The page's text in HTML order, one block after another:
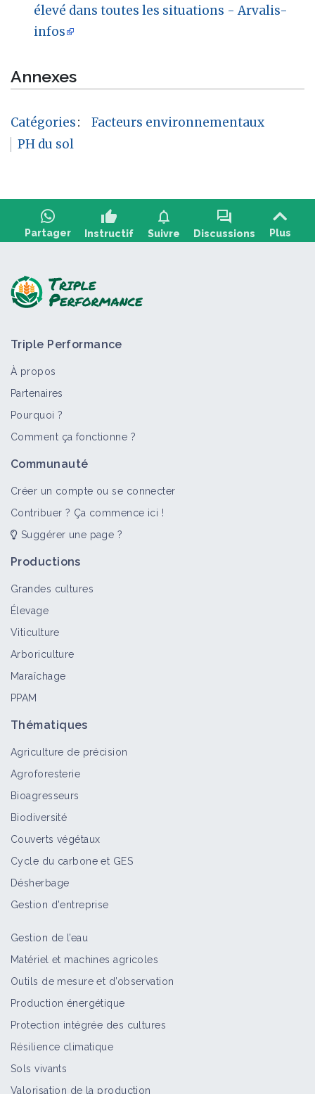
élevé dans toutes les situations - Arvalis-
infos
Annexes
Catégories:
Facteurs environnementaux
PH du sol
Partager
thumb_up
Instructif
notifications
Suivre
forum
Discussions Plus
Taux de calcaire
Ferme B.A-BA
ACS grâce au bambou
Triple Performance
À propos
Partenaires
Pourquoi ?
Comment ça fonctionne ?
Communauté
Créer un compte ou se connecter
Contribuer ? Ça commence ici !
Suggérer une page ?
Productions
Grandes cultures
Élevage
Viticulture
Arboriculture
Maraîchage
PPAM
Thématiques
Agriculture de précision
Agroforesterie
Bioagresseurs
Biodiversité
Couverts végétaux
Cycle du carbone et GES
Désherbage
Gestion d'entreprise
Gestion de l’eau
Matériel et machines agricoles
Outils de mesure et d’observation
Production énergétique
Protection intégrée des cultures
Résilience climatique
Sols vivants
Valorisation de la production